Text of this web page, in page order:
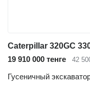
Caterpillar 320GC
19 910 000 тенге
42
Гусеничный